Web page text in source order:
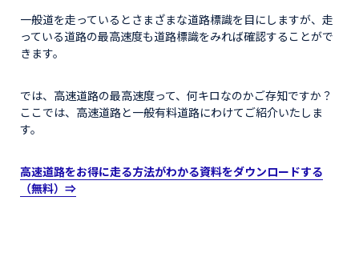
一般道を走っているとさまざまな道路標識を目にしますが、走
っている道路の最高速度も道路標識をみれば確認することがで
きます。
では、高速道路の最高速度って、何キロなのかご存知ですか？
ここでは、高速道路と一般有料道路にわけてご紹介いたしま
す。
高速道路をお得に走る方法がわかる資料をダウンロードする
（無料） ⇒